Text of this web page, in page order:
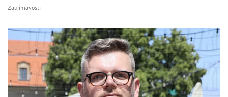
Zaujímavosti